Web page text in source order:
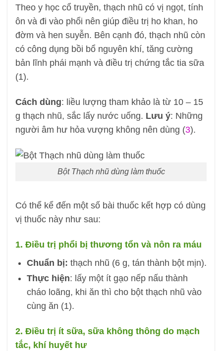
Theo y học cổ truyền, thạch nhũ có vị ngọt, tính
ôn và đi vào phổi nên giúp điều trị ho khan, ho
đờm và hen suyễn. Bên cạnh đó, thạch nhũ còn
có công dụng bồi bổ nguyên khí, tăng cường
bản lĩnh phái mạnh và điều trị chứng tắc tia sữa
(1).
Cách dùng: liều lượng tham khảo là từ 10 – 15
g thạch nhũ, sắc lấy nước uống. Lưu ý: Những
người âm hư hỏa vượng không nên dùng (3).
Bột Thạch nhũ dùng làm thuốc
Có thể kể đến một số bài thuốc kết hợp có dùng
vị thuốc này như sau:
1. Điều trị phổi bị thương tổn và nôn ra máu
Chuẩn bị: thạch nhũ (6 g, tán thành bột mịn).
Thực hiện: lấy một ít gạo nếp nấu thành
cháo loãng, khi ăn thì cho bột thạch nhũ vào
cùng ăn (1).
2. Điều trị ít sữa, sữa không thông do mạch
tắc, khí huyết hư